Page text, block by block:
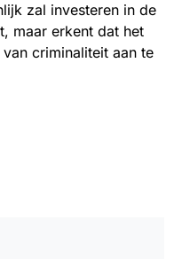
zal investeren in de
maar erkent dat het
criminaliteit aan te